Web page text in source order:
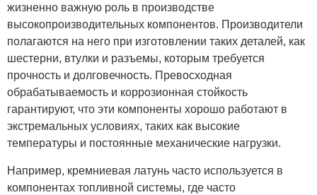
жизненно важную роль в производстве
высокопроизводительных компонентов. Производители
полагаются на него при изготовлении таких деталей, как
шестерни, втулки и разъемы, которым требуется
прочность и долговечность. Превосходная
обрабатываемость и коррозионная стойкость
гарантируют, что эти компоненты хорошо работают в
экстремальных условиях, таких как высокие
температуры и постоянные механические нагрузки.
Например, кремниевая латунь часто используется в
компонентах топливной системы, где часто